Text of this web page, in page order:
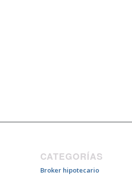
CATEGORÍAS
Broker hipotecario